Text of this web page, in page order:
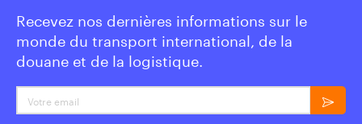
Recevez nos dernières informations sur le
monde du transport international, de la
douane et de la logistique.
Votre email